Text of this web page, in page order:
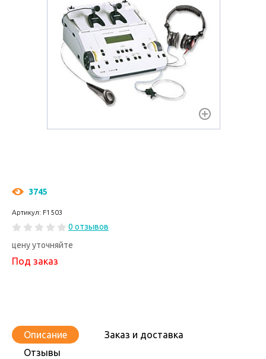
3745
Артикул: F1503
0 отзывов
цену уточняйте
Под заказ
Описание
Заказ и доставка
Отзывы